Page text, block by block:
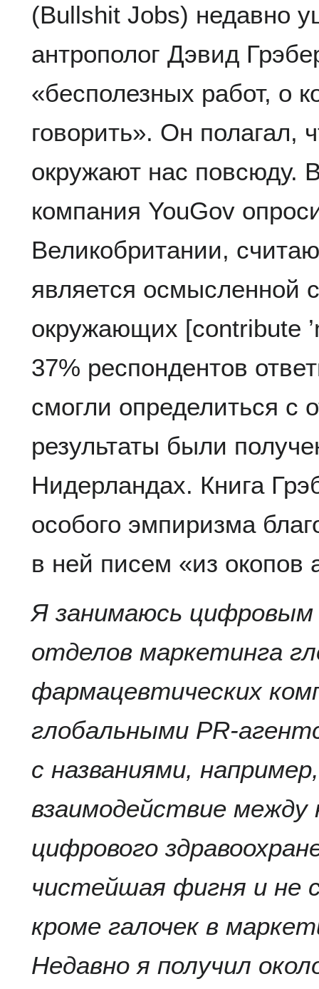
(Bullshit Jobs) недавно
антрополог Дэвид
«бесполезных работ, о
говорить». Он полагал,
окружают нас повсюду.
компания YouGov
Великобритании,
является осмысленной
окружающих [contribute
37% респондентов
смогли определиться с
результаты были
Нидерландах. Книга
особого эмпиризма
в ней писем «из окопов
Я занимаюсь цифровым
отделов маркетинга
фармацевтических
глобальными PR-
с названиями,
взаимодействие
цифрового
чистейшая фигня и не
кроме галочек в
Недавно я получил